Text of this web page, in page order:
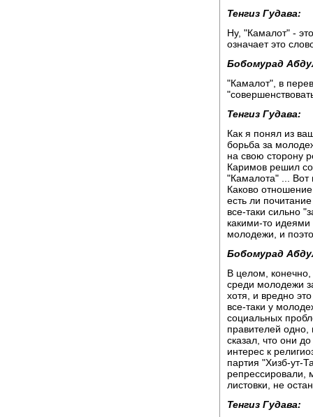
Тенгиз Гудава:
Ну, "Камалот" -
означает это
Бобомурад
"Камалот", в
Тенгиз Гудава:
Как я понял из
борьба за
на свою сторону
Каримов решил
"Камалота" ... Вот
Каково
есть ли
все-таки сильно
какими-то
молодежи, и
Бобомурад
В целом, конечно,
среди молодежи
хотя, и вредно
все-таки у
социальных
правителей одно,
сказал, что они
интерес к
партия "Хизб-ут-
репрессировали,
листовки, не
Тенгиз Гудава: